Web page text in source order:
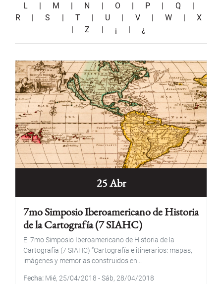
L
| M | N | O | P | Q
|
R
|S | T | U | V |W |X
|Z | ¡ |¿
25 Abr
7mo Simposio Iberoamericano de Historia
de la Cartografía (7 SIAHC)
El 7mo Simposio Iberoamericano de Historia de la
Cartografía (7 SIAHC) “Cartografía e itinerarios: mapas,
imágenes y memorias construidos en...
Fecha Mié, 25/04/2018 -Sáb, 28/04/2018